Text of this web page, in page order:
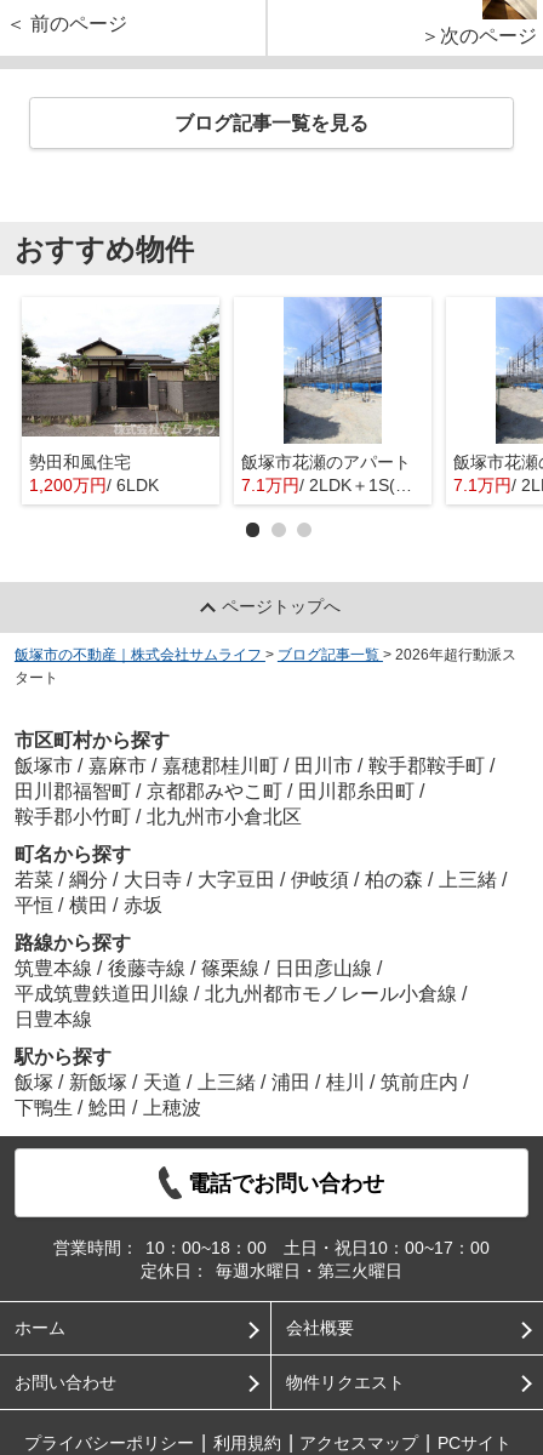
＜ 前のページ
＞次のページ
ブログ記事一覧を見る
おすすめ物件
勢田和風住宅
1,200万円/ 6LDK
飯塚市花瀬のアパート
7.1万円/ 2LDK＋1S(納戸)
飯塚市花瀬
7.1万円/
ページトップへ
飯塚市の不動産｜株式会社サムライフ > ブログ記事一覧 > 2026年超行動派ス
タート
市区町村から探す
飯塚市 / 嘉麻市 / 嘉穂郡桂川町 / 田川市 / 鞍手郡鞍手町 /
田川郡福智町 / 京都郡みやこ町 / 田川郡糸田町 /
鞍手郡小竹町 / 北九州市小倉北区
町名から探す
若菜 / 綱分 / 大日寺 / 大字豆田 / 伊岐須 / 柏の森 / 上三緒 /
平恒 / 横田 / 赤坂
路線から探す
筑豊本線 / 後藤寺線 / 篠栗線 / 日田彦山線 /
平成筑豊鉄道田川線 / 北九州都市モノレール小倉線 /
日豊本線
駅から探す
飯塚 / 新飯塚 / 天道 / 上三緒 / 浦田 / 桂川 / 筑前庄内 /
下鴨生 / 鯰田 / 上穂波
電話でお問い合わせ
営業時間：
10：00~18：00 土日・祝日10：00~17：00
定休日：
毎週水曜日・第三火曜日
ホーム 会社概要
お問い合わせ 物件リクエスト
プライバシーポリシー 利用規約 アクセスマップ PCサイト